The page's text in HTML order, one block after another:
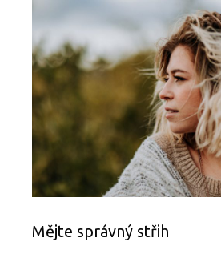
Mějte správný střih